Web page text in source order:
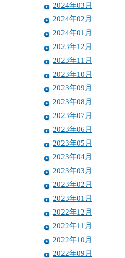
2024年03月
2024年02月
2024年01月
2023年12月
2023年11月
2023年10月
2023年09月
2023年08月
2023年07月
2023年06月
2023年05月
2023年04月
2023年03月
2023年02月
2023年01月
2022年12月
2022年11月
2022年10月
2022年09月